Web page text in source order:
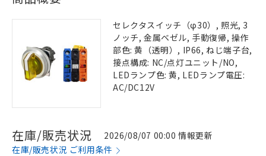
セレクタスイッチ（φ30）, 照光, 3
ノッチ, 金属ベゼル, 手動復帰, 操作
部色: 黄（透明）, IP66, ねじ端子台,
接点構成: NC/点灯ユニット/NO,
LEDランプ色: 黄, LEDランプ電圧:
AC/DC12V
在庫/販売状況
2026/08/07 00:00 情報更新
在庫/販売状況 ご利用条件